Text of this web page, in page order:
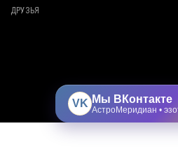
ДРУЗЬЯ
VK Мы ВКонтакте
АстроМеридиан •